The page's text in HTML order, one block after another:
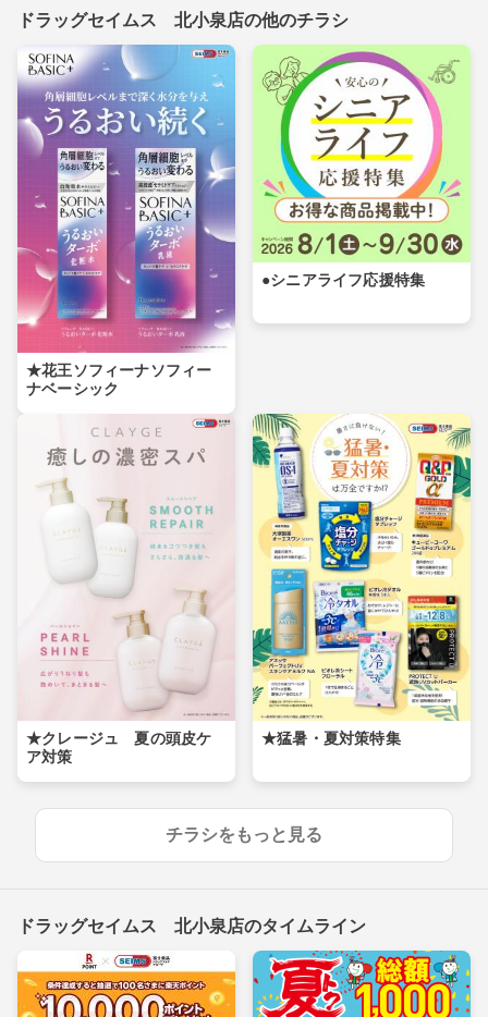
ドラッグセイムス 北小泉店の他のチラシ
★花王ソフィーナソフィー
ナベーシック
●シニアライフ応援特集
★クレージュ 夏の頭皮ケ
ア対策
★猛暑・夏対策特集
チラシをもっと見る
ドラッグセイムス 北小泉店のタイムライン